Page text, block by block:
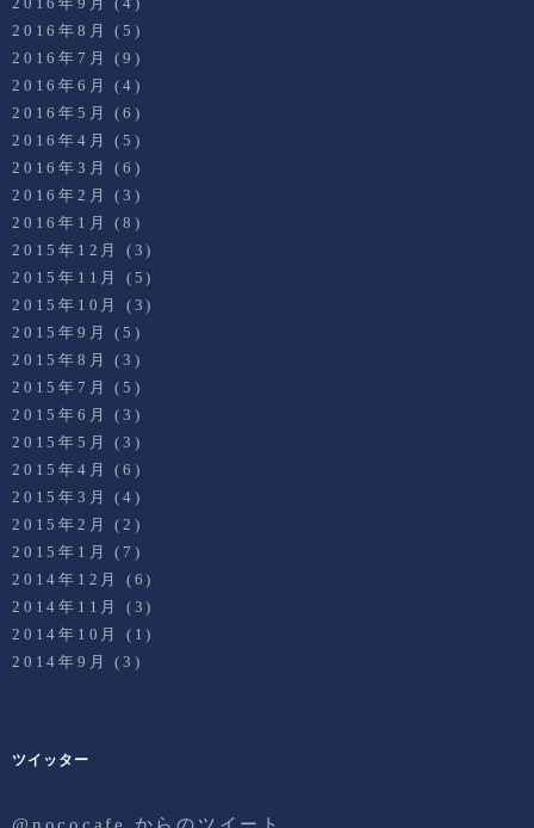
2016年8月
(5)
2016年7月
(9)
2016年6月
(4)
2016年5月
(6)
2016年4月
(5)
2016年3月
(6)
2016年2月
(3)
2016年1月
(8)
2015年12月
(3)
2015年11月
(5)
2015年10月
(3)
2015年9月
(5)
2015年8月
(3)
2015年7月
(5)
2015年6月
(3)
2015年5月
(3)
2015年4月
(6)
2015年3月
(4)
2015年2月
(2)
2015年1月
(7)
2014年12月
(6)
2014年11月
(3)
2014年10月
(1)
2014年9月
(3)
ツイッター